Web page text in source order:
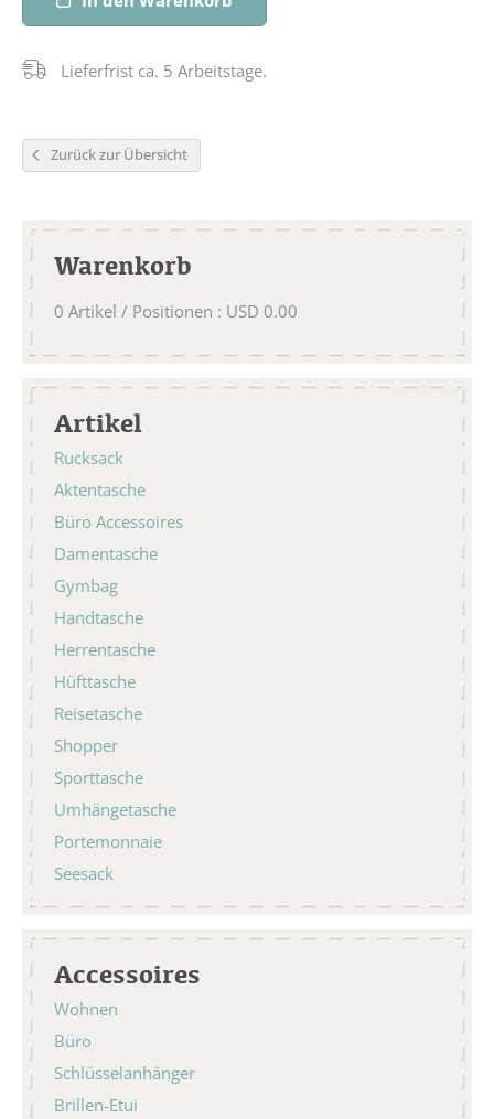
Lieferfrist ca. 5 Arbeitstage.
Zurück zur Übersicht
Warenkorb
0 Artikel / Positionen : USD 0.00
Artikel
Rucksack
Aktentasche
Büro Accessoires
Damentasche
Gymbag
Handtasche
Herrentasche
Hüfttasche
Reisetasche
Shopper
Sporttasche
Umhängetasche
Portemonnaie
Seesack
Accessoires
Wohnen
Büro
Schlüsselanhänger
Brillen-Etui